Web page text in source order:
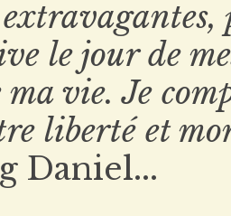
le jour de
vie. Je
liberté et
Daniel...